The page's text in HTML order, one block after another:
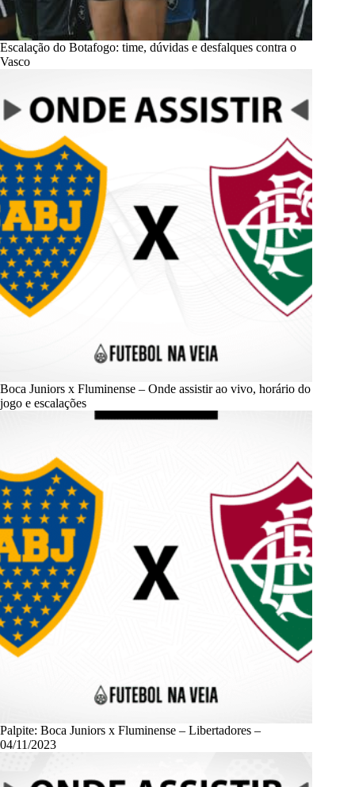
Escalação do Botafogo: time, dúvidas e desfalques contra o
Vasco
Boca Juniors x Fluminense – Onde assistir ao vivo, horário do
jogo e escalações
Palpite: Boca Juniors x Fluminense – Libertadores –
04/11/2023